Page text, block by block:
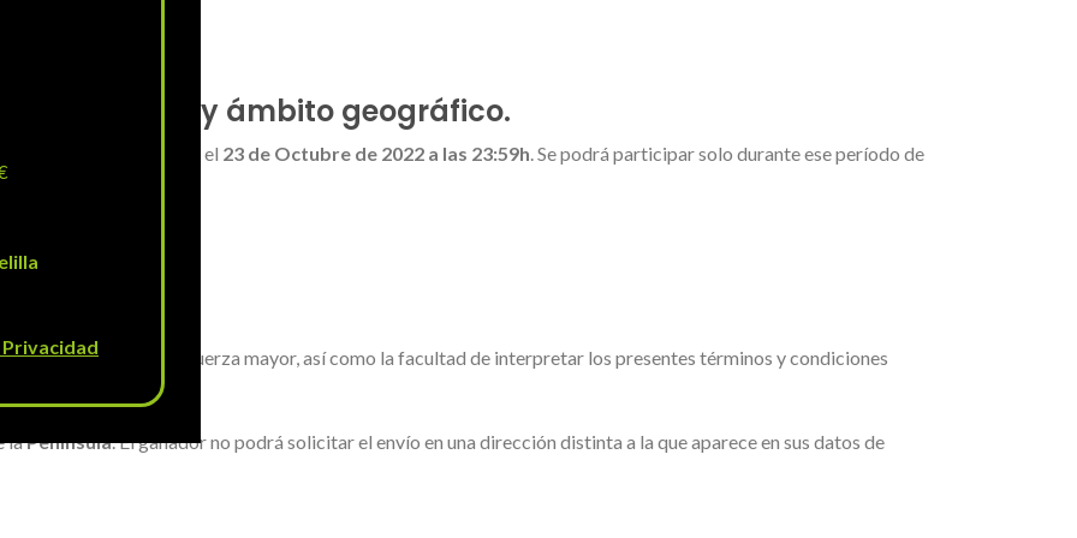
concurso y ámbito geográfico.
y finalizará el 23 de Octubre de 2022 a las 23:59h. Se podrá participar solo durante ese período de
concurso en caso de fuerza mayor, así como la facultad de interpretar los presentes términos y condiciones
laPenínsula. El ganador no podrá solicitar el envío en una dirección distinta a la que aparece en sus datos de